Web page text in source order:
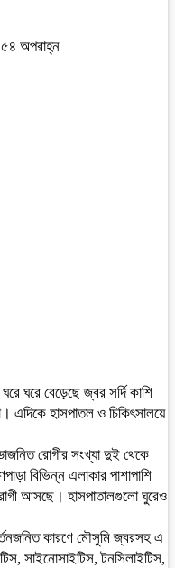
অপরাহ্ন
ঘরে বেড়েছে জ্বর সর্দি কাশি
এদিকে হাসপাতল ও চিকিৎসালয়ে
রোগীর সংখ্যা দুই থেকে
বিভিন্ন এলাকার পাশাপাশি
আসছে। হাসপাতালগুলো ঘুরেও
কারণে মৌসুমি জ্বরসহ এ
সাইনোসাইটিস, টনসিলাইটিস,